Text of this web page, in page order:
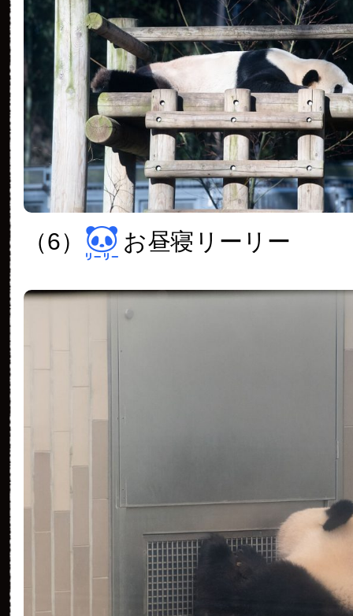
（6） お昼寝リーリー